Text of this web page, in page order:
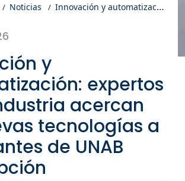
Noticias Innovación y automatización: expertos de la industria acercan las nuevas tecnologías a estudiantes de UNAB Concepción
y
expertos
acercan
tecnologías a
de UNAB